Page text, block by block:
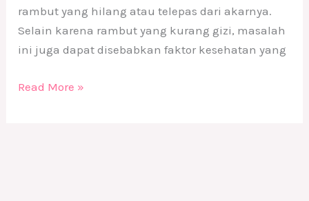
rambut yang hilang atau telepas dari akarnya.
Selain karena rambut yang kurang gizi, masalah
ini juga dapat disebabkan faktor kesehatan yang
Read More »